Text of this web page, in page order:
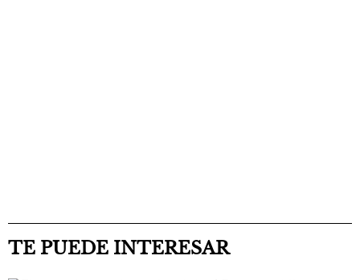
TE PUEDE INTERESAR